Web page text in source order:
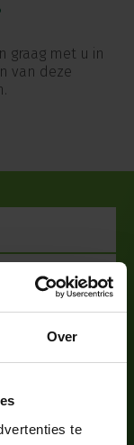
Over
te
graag met u in
van deze